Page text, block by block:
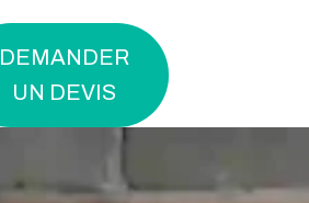
DEMANDER
UN DEVIS